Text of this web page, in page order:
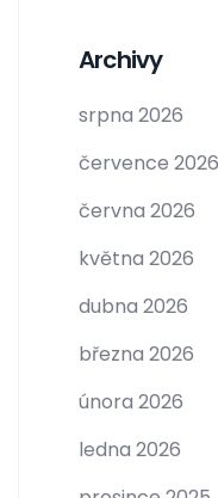
Archivy
srpna 2026
července 2026
června 2026
května 2026
dubna 2026
března 2026
února 2026
ledna 2026